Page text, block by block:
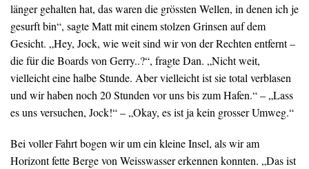
länger gehalten hat, das waren die grössten Wellen, in denen ich je
gesurft bin“, sagte Matt mit einem stolzen Grinsen auf dem
Gesicht. „Hey, Jock, wie weit sind wir von der Rechten entfernt –
die für die Boards von Gerry..?“, fragte Dan. „Nicht weit,
vielleicht eine halbe Stunde. Aber vielleicht ist sie total verblasen
und wir haben noch 20 Stunden vor uns bis zum Hafen.“ – „Lass
es uns versuchen, Jock!“ – „Okay, es ist ja kein grosser Umweg.“
Bei voller Fahrt bogen wir um ein kleine Insel, als wir am
Horizont fette Berge von Weisswasser erkennen konnten. „Das ist